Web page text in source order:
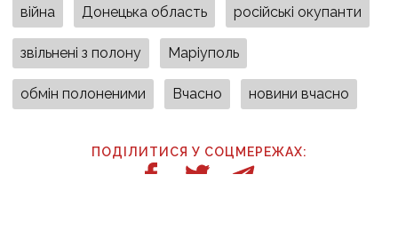
війна Донецька область російські окупанти
звільнені з полону Маріуполь
обмін полоненими Вчасно новини вчасно
ПОДІЛИТИСЯ У СОЦМЕРЕЖАХ: